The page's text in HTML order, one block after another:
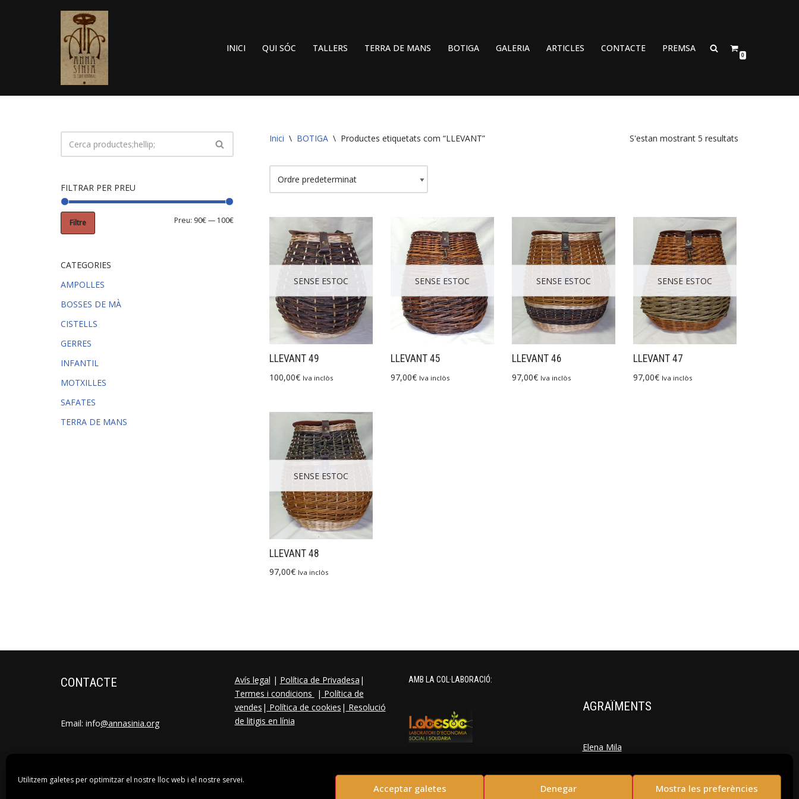
Utilitzem galetes per optimitzar el nostre lloc web i el nostre servei.
Acceptar galetes Denegar Mostra les preferències
INICI QUI SÓC TALLERS TERRA DE MANS BOTIGA GALERIA ARTICLES CONTACTE PREMSA
0
FILTRAR PER PREU
Filtre Preu: 90€— 100€
CATEGORIES
AMPOLLES
BOSSES DE MÀ
CISTELLS
GERRES
INFANTIL
MOTXILLES
SAFATES
TERRA DE MANS
Inici \ BOTIGA \ Productes etiquetats com “LLEVANT” S'estan mostrant 5 resultats
SENSE ESTOC
LLEVANT 49
100,00€ Iva inclòs
SENSE ESTOC
LLEVANT 45
97,00€ Iva inclòs
SENSE ESTOC
LLEVANT 46
97,00€ Iva inclòs
SENSE ESTOC
LLEVANT 47
97,00€ Iva inclòs
SENSE ESTOC
LLEVANT 48
97,00€ Iva inclòs
CONTACTE
Email: info@annasinia.org
Avís legal | Política de Privadesa |
Termes i condicions
| Política de
vendes | Política de cookies | Resolució
de litigis en línia
AMB LA COL·LABORACIÓ:
AGRAÏMENTS
Elena Mila